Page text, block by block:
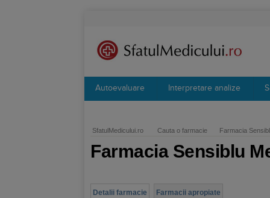
Autoevaluare Interpretare analize
SfatulMedicului.ro Cauta o farmacie Farmacia
Farmacia Sensiblu
Detalii farmacie Farmacii apropiate